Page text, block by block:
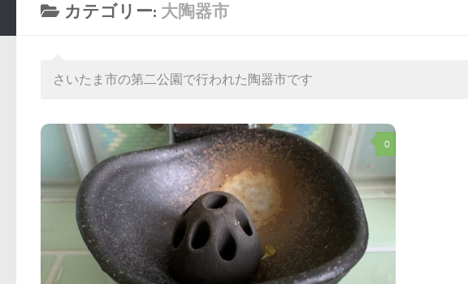
カテゴリー: 大陶器市
さいたま市の第二公園で行われた陶器市です
0